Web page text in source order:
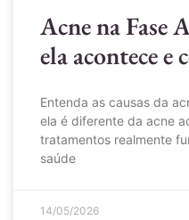
Acne na Fase
ela acontece e
Entenda as causas da
ela é diferente da acne
tratamentos realmente
saúde
14/05/2026